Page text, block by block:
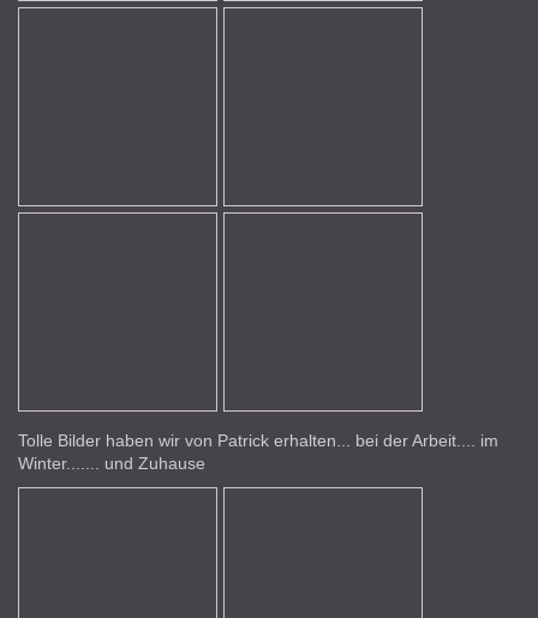
Tolle Bilder haben wir von Patrick erhalten... bei der Arbeit.... im
Winter....... und Zuhause